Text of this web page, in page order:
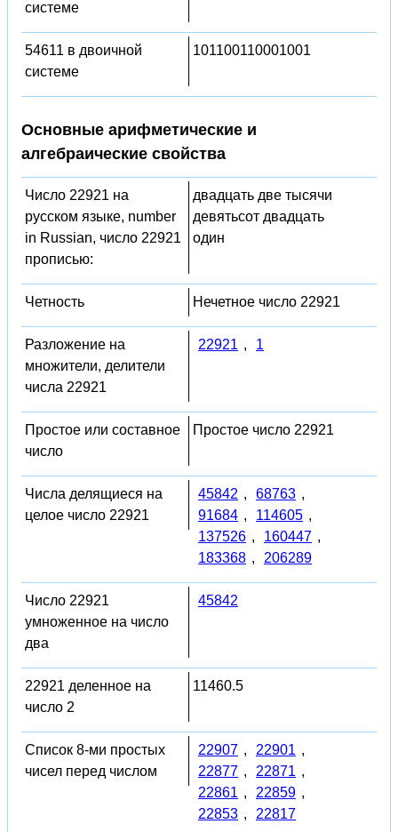
системе
54611 в двоичной
системе
101100110001001
Основные арифметические и
алгебраические свойства
Число 22921 на
русском языке, number
in Russian, число 22921
прописью:
двадцать две тысячи
девятьсот двадцать
один
Четность Нечетное число 22921
Разложение на
множители, делители
числа 22921
22921 , 1
Простое или составное
число
Простое число 22921
Числа делящиеся на
целое число 22921
45842 , 68763 ,
91684 , 114605 ,
137526 , 160447 ,
183368 , 206289
Число 22921
умноженное на число
два
45842
22921 деленное на
число 2
11460.5
Список 8-ми простых
чисел перед числом
22907 , 22901 ,
22877 , 22871 ,
22861 , 22859 ,
22853 , 22817